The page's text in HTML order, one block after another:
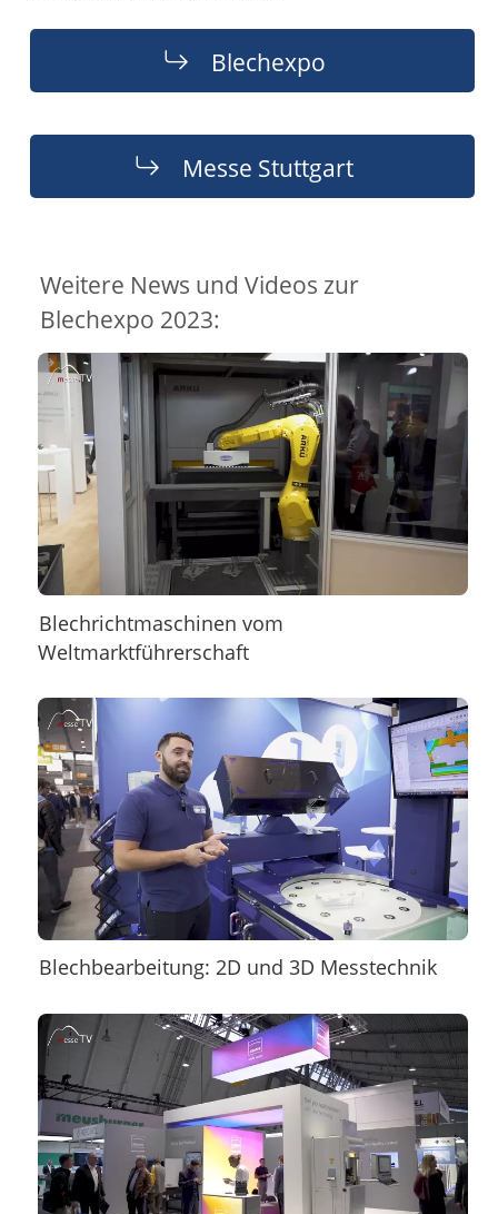
Blechexpo
Messe Stuttgart
Weitere News und Videos zur
Blechexpo 2023:
Blechrichtmaschinen vom
Weltmarktführerschaft
Blechbearbeitung: 2D und 3D Messtechnik